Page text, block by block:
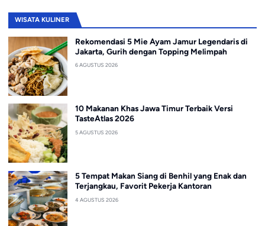
WISATA KULINER
Rekomendasi 5 Mie Ayam Jamur Legendaris di
Jakarta, Gurih dengan Topping Melimpah
6 AGUSTUS 2026
10 Makanan Khas Jawa Timur Terbaik Versi
TasteAtlas 2026
5 AGUSTUS 2026
5 Tempat Makan Siang di Benhil yang Enak dan
Terjangkau, Favorit Pekerja Kantoran
4 AGUSTUS 2026